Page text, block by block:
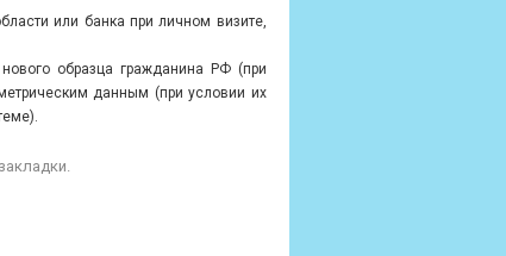
или банка при личном визите,
образца гражданина РФ (при
данным (при условии их